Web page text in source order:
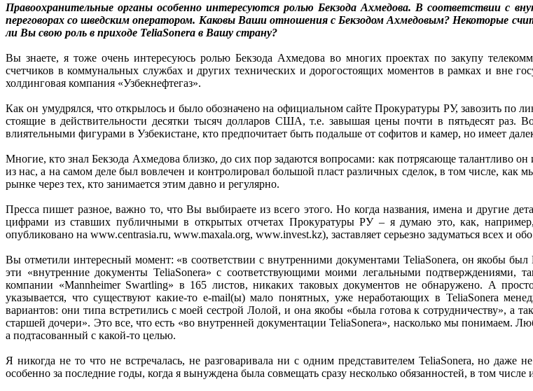
Правоохранительные органы особенно интересуются ролью Бекзода Ахмедова. В соответствии с
переговорах со шведским оператором. Каковы Ваши отношения с Бекзодом Ахмедовым? Некоторые
ли Вы свою роль в приходе TeliaSonera в Вашу страну?
Вы знаете, я тоже очень интересуюсь ролью Бекзода Ахмедова во многих проектах по закупу
счетчиков в коммунальных службах и других технических и дорогостоящих моментов в рамках и вне
холдинговая компания «Узбекнефтегаз».
Как он умудрялся, что открылось и было обозначено на официальном сайте Прокуратуры РУ, завозить
стоящие в действительности десятки тысяч долларов США, т.е. завышая цены почти в пятьдесят
влиятельными фигурами в Узбекистане, кто предпочитает быть подальше от софитов и камер, но имеет
Многие, кто знал Бекзода Ахмедова близко, до сих пор задаются вопросами: как потрясающе талантливо
из нас, а на самом деле был вовлечен и контролировал большой пласт различных сделок, в том числе, как
рынке через тех, кто занимается этим давно и регулярно.
Пресса пишет разное, важно то, что Вы выбираете из всего этого. Но когда названия, имена и другие
цифрами из ставших публичными в открытых отчетах Прокуратуры РУ – я думаю это, как,
опубликовано на www.centrasia.ru, www.maxala.org, www.invest.kz), заставляет серьезно задуматься всех и
Вы отметили интересный момент: «в соответствии с внутренними документами TeliaSonera, он якобы
эти «внутренние документы TeliaSonera» с соответствующими моими легальными подтверждениями,
компании «Mannheimer Swartling» в 165 листов, никаких таковых документов не обнаружено. А
указывается, что существуют какие-то e-mail(ы) мало понятных, уже неработающих в TeliaSonera
вариантов: они типа встретились с моей сестрой Лолой, и она якобы «была готова к сотрудничеству», а
старшей дочери». Это все, что есть «во внутренней документации TeliaSonera», насколько мы понимаем.
а подтасованный с какой-то целью.
Я никогда не то что не встречалась, не разговаривала ни с одним представителем TeliaSonera, но даже
особенно за последние годы, когда я вынуждена была совмещать сразу несколько обязанностей, в том